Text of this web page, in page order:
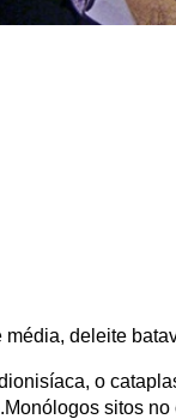
deleite
o
sitos no